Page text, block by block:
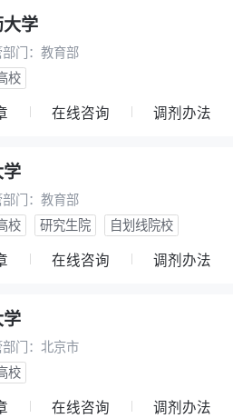
学
门： 教育部
校
在线咨询 调剂办法
门： 教育部
校
研究生院 自划线院校
在线咨询 调剂办法
门： 北京市
校
在线咨询 调剂办法